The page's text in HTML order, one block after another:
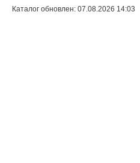
Каталог обновлен: 07.08.2026 14:03